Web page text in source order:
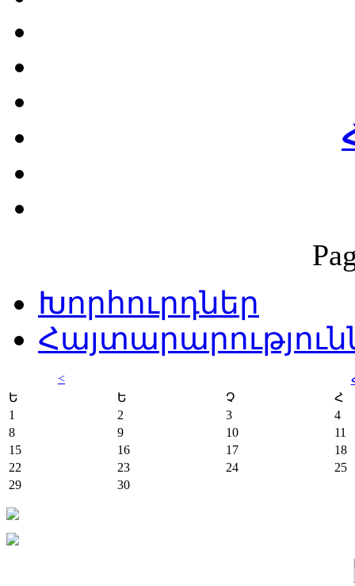
Խորհուրդներ
<
Ե
Ե Չ
Հ
1
2 3
4
8
9 10
11
15
16 17
18
22
23 24
25
29
30